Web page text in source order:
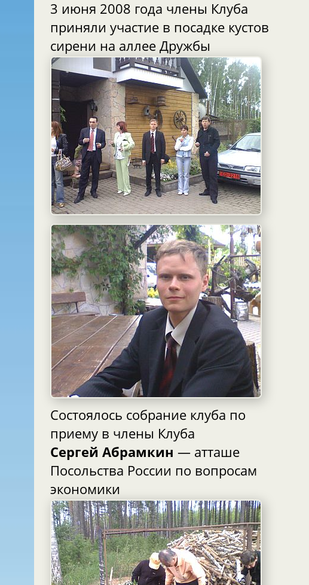
3 июня 2008 года члены Клуба
приняли участие в посадке кустов
сирени на аллее Дружбы
Состоялось собрание клуба по
приему в члены Клуба
Сергей Абрамкин — атташе
Посольства России по вопросам
экономики